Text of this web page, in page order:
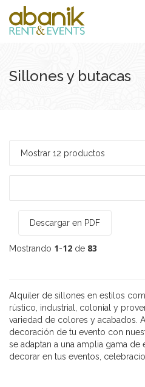
Sillones y butacas
Mostrar 12 productos
Descargar en PDF
Mostrando 1-12 de 83
Alquiler de sillones en estilos
rústico, industrial, colonial y
variedad de colores y acabados.
decoración de tu evento con
se adaptan a una amplia gama de
decorar en tus eventos,